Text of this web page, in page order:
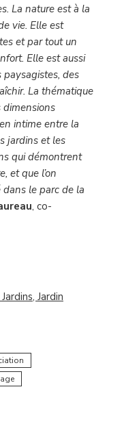
La nature est à la
vie. Elle est
et par tout un
Elle est aussi
des
La thématique
dimensions
intime entre la
jardins et les
qui démontrent
et que l’on
le parc de la
, co-
Jardin